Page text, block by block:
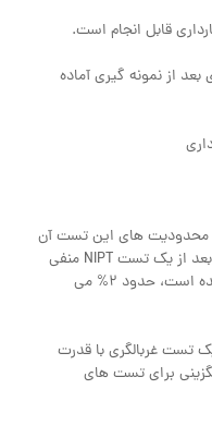
بین 3 تا 7 روز کاری بعد از نمونه گیری آماده
محدودیت های این تست آن
است که ریسک باقی مانده (residual risk) بعد از یک تست NIPT منفی
که بدنبال یک تست غربالگری مثبت انجام شده است، حدود 2% می
تست غربالگری با قدرت
برای تست های